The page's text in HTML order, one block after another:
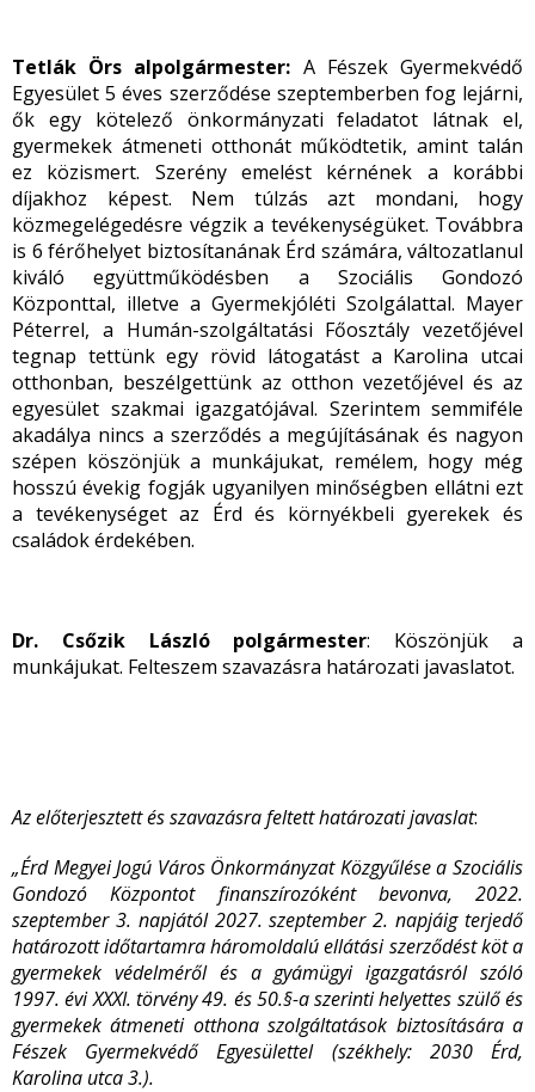
Tetlák Örs alpolgármester: A Fészek Gyermekvédő
Egyesület 5 éves szerződése szeptemberben fog lejárni,
ők egy kötelező önkormányzati feladatot látnak el,
gyermekek átmeneti otthonát működtetik, amint talán
ez közismert. Szerény emelést kérnének a korábbi
díjakhoz képest. Nem túlzás azt mondani, hogy
közmegelégedésre végzik a tevékenységüket. Továbbra
is 6 férőhelyet biztosítanának Érd számára, változatlanul
kiváló együttműködésben a Szociális Gondozó
Központtal, illetve a Gyermekjóléti Szolgálattal. Mayer
Péterrel, a Humán-szolgáltatási Főosztály vezetőjével
tegnap tettünk egy rövid látogatást a Karolina utcai
otthonban, beszélgettünk az otthon vezetőjével és az
egyesület szakmai igazgatójával. Szerintem semmiféle
akadálya nincs a szerződés a megújításának és nagyon
szépen köszönjük a munkájukat, remélem, hogy még
hosszú évekig fogják ugyanilyen minőségben ellátni ezt
a tevékenységet az Érd és környékbeli gyerekek és
családok érdekében.
Dr. Csőzik László polgármester: Köszönjük a
munkájukat. Felteszem szavazásra határozati javaslatot.
Az előterjesztett és szavazásra feltett határozati javaslat:
„Érd Megyei Jogú Város Önkormányzat Közgyűlése a Szociális
Gondozó Központot finanszírozóként bevonva, 2022.
szeptember 3. napjától 2027. szeptember 2. napjáig terjedő
határozott időtartamra háromoldalú ellátási szerződést köt a
gyermekek védelméről és a gyámügyi igazgatásról szóló
1997. évi XXXI. törvény 49. és 50.§-a szerinti helyettes szülő és
gyermekek átmeneti otthona szolgáltatások biztosítására a
Fészek Gyermekvédő Egyesülettel (székhely: 2030 Érd,
Karolina utca 3.).